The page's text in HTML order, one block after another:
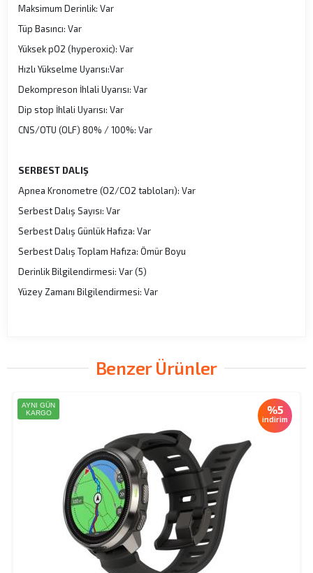
Maksimum Derinlik: Var
Tüp Basıncı: Var
Yüksek pO2 (hyperoxic): Var
Hızlı Yükselme Uyarısı:Var
Dekompreson İhlali Uyarısı: Var
Dip stop İhlali Uyarısı: Var
CNS/OTU (OLF) 80% / 100%: Var
SERBEST DALIŞ
Apnea Kronometre (O2/CO2 tabloları): Var
Serbest Dalış Sayısı: Var
Serbest Dalış Günlük Hafıza: Var
Serbest Dalış Toplam Hafıza: Ömür Boyu
Derinlik Bilgilendirmesi: Var (5)
Yüzey Zamanı Bilgilendirmesi: Var
Benzer Ürünler
AYNI GÜN
KARGO
%5
indirim